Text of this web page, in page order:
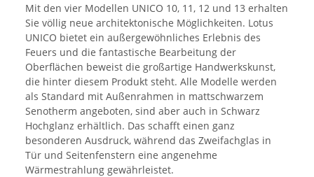
Mit den vier Modellen UNICO 10, 11, 12 und 13 erhalten
Sie völlig neue architektonische Möglichkeiten. Lotus
UNICO bietet ein außergewöhnliches Erlebnis des
Feuers und die fantastische Bearbeitung der
Oberflächen beweist die großartige Handwerkskunst,
die hinter diesem Produkt steht. Alle Modelle werden
als Standard mit Außenrahmen in mattschwarzem
Senotherm angeboten, sind aber auch in Schwarz
Hochglanz erhältlich. Das schafft einen ganz
besonderen Ausdruck, während das Zweifachglas in
Tür und Seitenfenstern eine angenehme
Wärmestrahlung gewährleistet.